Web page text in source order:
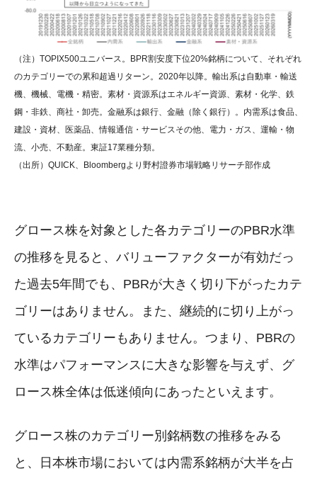
（注）TOPIX500ユニバース。BPR割安度下位20%銘柄について、それぞれ
のカテゴリーでの累和超過リターン。2020年以降。輸出系は自動車・輸送
機、機械、電機・精密。素材・資源系はエネルギー資源、素材・化学、鉄
鋼・非鉄、商社・卸売。金融系は銀行、金融（除く銀行）。内需系は食品、
建設・資材、医薬品、情報通信・サービスその他、電力・ガス、運輸・物
流、小売、不動産。東証17業種分類。
（出所）QUICK、Bloombergより野村證券市場戦略リサーチ部作成
グロース株を対象とした各カテゴリーのPBR水準
の推移を見ると、バリューファクターが有効だっ
た過去5年間でも、PBRが大きく切り下がったカテ
ゴリーはありません。また、継続的に切り上がっ
ているカテゴリーもありません。つまり、PBRの
水準はパフォーマンスに大きな影響を与えず、グ
ロース株全体は低迷傾向にあったといえます。
グロース株のカテゴリー別銘柄数の推移をみる
と、日本株市場においては内需系銘柄が大半を占